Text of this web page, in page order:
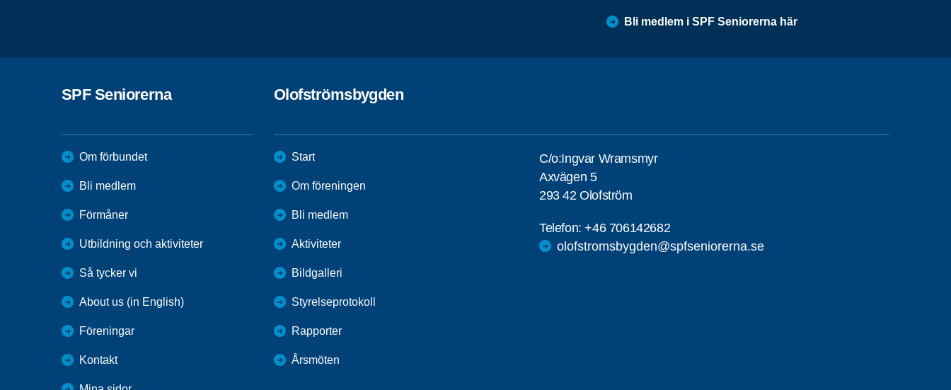
Bli medlem i SPF Seniorerna här
SPF Seniorerna
Om förbundet
Bli medlem
Förmåner
Utbildning och aktiviteter
Så tycker vi
About us (in English)
Föreningar
Kontakt
Olofströmsbygden
Start
Om föreningen
Bli medlem
Aktiviteter
Bildgalleri
Styrelseprotokoll
Rapporter
Årsmöten
C/o:Ingvar Wramsmyr
Axvägen 5
293 42 Olofström
Telefon:+46 706142682
olofstromsbygden@spfseniorerna.se